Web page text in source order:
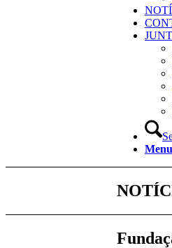
Menu